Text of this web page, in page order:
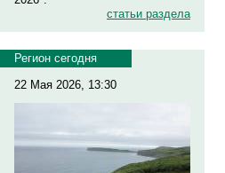
статьи раздела
Регион сегодня
22 Мая 2026, 13:30